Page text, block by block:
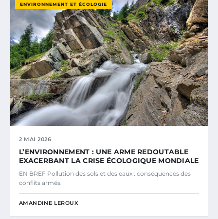
ENVIRONNEMENT ET ÉCOLOGIE
2 MAI 2026
L’ENVIRONNEMENT : UNE ARME REDOUTABLE
EXACERBANT LA CRISE ÉCOLOGIQUE MONDIALE
EN BREF Pollution des sols et des eaux : conséquences des
conflits armés.
AMANDINE LEROUX